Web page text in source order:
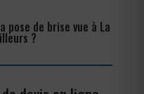
pose de brise vue à La
?